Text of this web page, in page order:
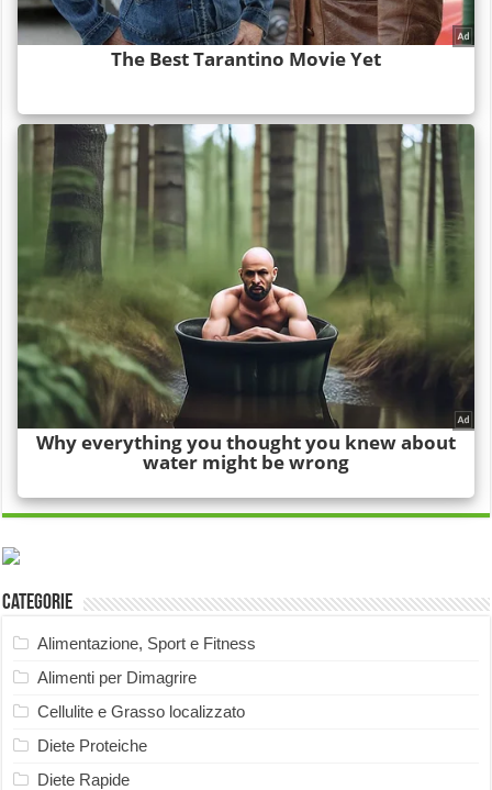
Categorie
Alimentazione, Sport e Fitness
Alimenti per Dimagrire
Cellulite e Grasso localizzato
Diete Proteiche
Diete Rapide